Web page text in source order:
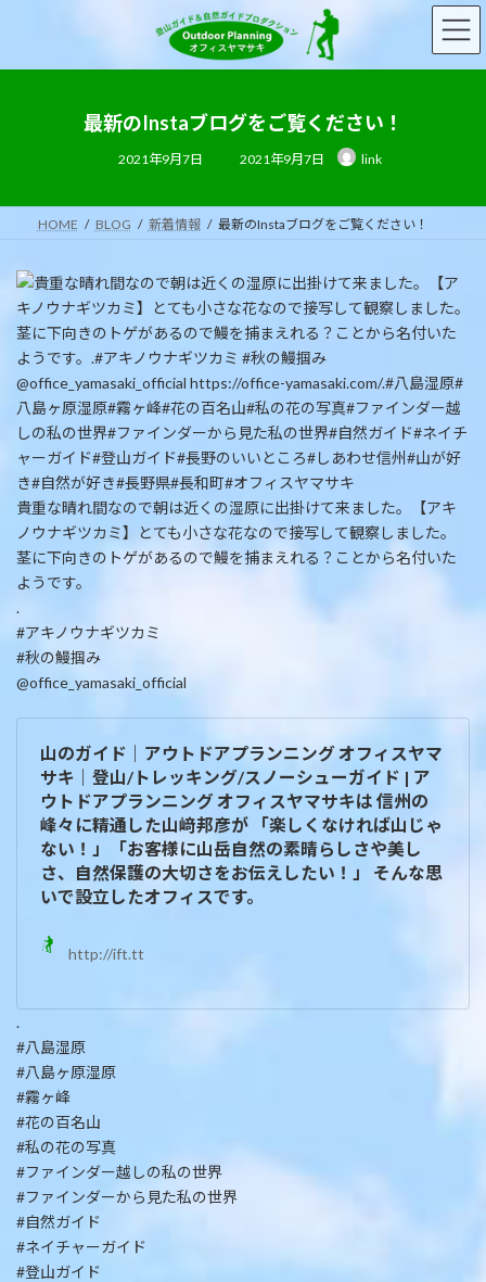
ン
プ
ー
動
最新のInstaブログをご覧ください！
2021年9月7日
終
時
:
2021年9月7日 link
HOME BLOG 新着情報 最新のInstaブログをご覧ください！
貴重な晴れ間なので朝は近くの湿原に出掛けて来ました。【アキ
ノウナギツカミ】とても小さな花なので接写して観察しました。
茎に下向きのトゲがあるので鰻を捕まえれる？ことから名付いた
ようです。
.
#アキノウナギツカミ
#秋の鰻掴み
@office_yamasaki_official
山のガイド｜アウトドアプランニング オフィスヤマ
サキ｜登山/トレッキング/スノーシューガイド | ア
ウトドアプランニング オフィスヤマサキは 信州の
峰々に精通した山﨑邦彦が 「楽しくなければ山じゃ
ない！」「お客様に山岳自然の素晴らしさや美し
さ、自然保護の大切さをお伝えしたい！」 そんな思
いで設立したオフィスです。
http://ift.tt
.
#八島湿原
#八島ヶ原湿原
#霧ヶ峰
#花の百名山
#私の花の写真
#ファインダー越しの私の世界
#ファインダーから見た私の世界
#自然ガイド
#ネイチャーガイド
#登山ガイド